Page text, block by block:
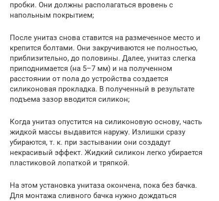
пробки. Они должны располагаться вровень с
напольным покрытием;
После унитаз снова ставится на размеченное место и
крепится болтами. Они закручиваются не полностью,
приблизительно, до половины. Далее, унитаз слегка
приподнимается (на 5–7 мм) и на полученном
расстоянии от пола до устройства создается
силиконовая прокладка. В полученный в результате
подъема зазор вводится силикон;
Когда унитаз опустится на силиконовую основу, часть
жидкой массы выдавится наружу. Излишки сразу
убираются, т. к. при застывании они создадут
некрасивый эффект. Жидкий силикон легко убирается
пластиковой лопаткой и тряпкой.
На этом установка унитаза окончена, пока без бачка.
Для монтажа сливного бачка нужно дождаться